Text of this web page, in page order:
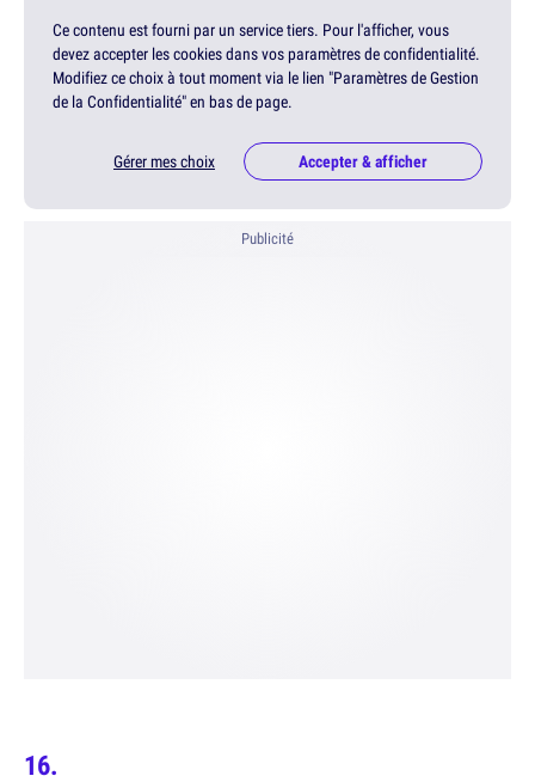
Ce contenu est fourni par un service tiers. Pour l'afficher, vous
devez accepter les cookies dans vos paramètres de confidentialité.
Modifiez ce choix à tout moment via le lien "Paramètres de Gestion
de la Confidentialité" en bas de page.
Gérer mes choix Accepter & afficher
Publicité